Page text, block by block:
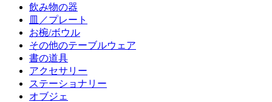
飲み物の器
皿／プレート
お椀/ボウル
その他のテーブルウェア
書の道具
アクセサリー
ステーショナリー
オブジェ